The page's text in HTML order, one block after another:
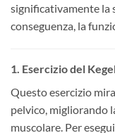
significativamente la
conseguenza, la
1. Esercizio del
Questo esercizio
pelvico, migliorando
muscolare. Per